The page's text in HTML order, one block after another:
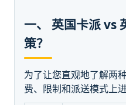
一、 英国卡派 vs
策？
为了让您直观地了解两
费、限制和派送模式上